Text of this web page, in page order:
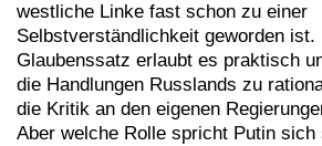
westliche Linke fast schon zu einer
Selbstverständlichkeit geworden ist.
Glaubenssatz erlaubt es praktisch
die Handlungen Russlands zu
die Kritik an den eigenen
Aber welche Rolle spricht Putin sich